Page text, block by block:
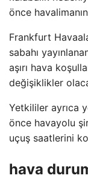
önce
Frankfurt
sabahı
aşırı hava
değişiklikler
Yetkililer ayrıca
önce havayolu
uçuş saatlerini
hava